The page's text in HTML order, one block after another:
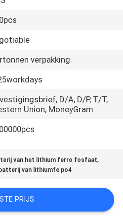
verpakking
D/A, D/P, T/T,
Union, MoneyGram
van het lithium ferro fosfaat,
van lithiumfe po4
PRIJS